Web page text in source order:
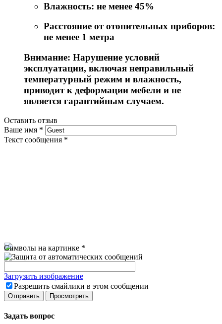
Влажность: не менее 45%
Расстояние от отопительных приборов:
не менее 1 метра
Внимание: Нарушение условий
эксплуатации, включая неправильный
температурный режим и влажность,
приводит к деформации мебели и не
является гарантийным случаем.
Оставить отзыв
Ваше имя *
Текст сообщения *
Символы на картинке *
Загрузить изображение
Разрешить смайлики в этом сообщении
Задать вопрос